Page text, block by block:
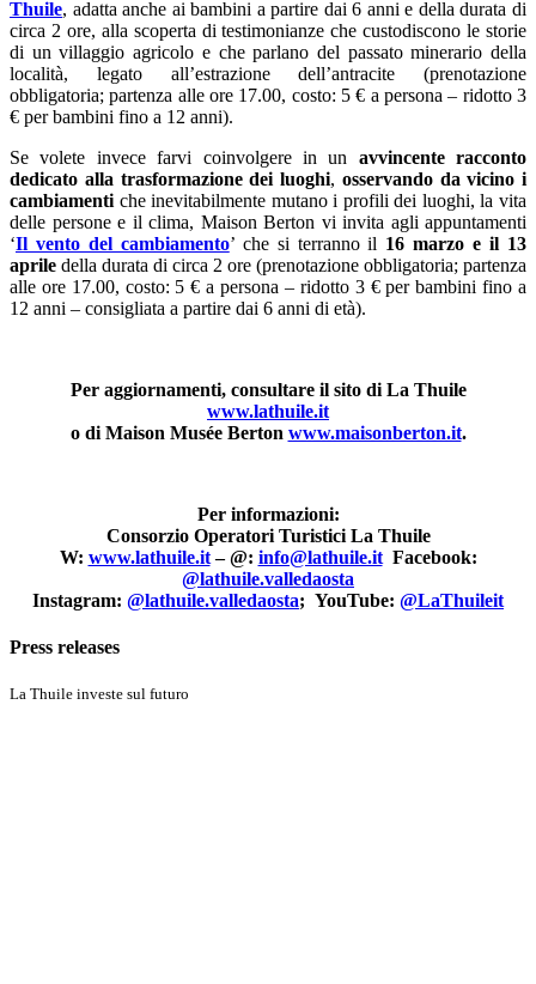
Thuile, adatta anche ai bambini a partire dai 6 anni e della durata di
circa 2 ore, alla scoperta di testimonianze che custodiscono le storie
di un villaggio agricolo e che parlano del passato minerario della
località, legato all’estrazione dell’antracite (prenotazione
obbligatoria; partenza alle ore 17.00, costo: 5 € a persona – ridotto 3
€ per bambini fino a 12 anni).
Se volete invece farvi coinvolgere in un avvincente racconto
dedicato alla trasformazione dei luoghi, osservando da vicino i
cambiamenti che inevitabilmente mutano i profili dei luoghi, la vita
delle persone e il clima, Maison Berton vi invita agli appuntamenti
‘Il vento del cambiamento’ che si terranno il 16 marzo e il 13
aprile della durata di circa 2 ore (prenotazione obbligatoria; partenza
alle ore 17.00, costo: 5 € a persona – ridotto 3 € per bambini fino a
12 anni – consigliata a partire dai 6 anni di età).
Per aggiornamenti, consultare il sito di La Thuile
www.lathuile.it
o di Maison Musée Berton www.maisonberton.it.
Per informazioni:
Consorzio Operatori Turistici La Thuile
W: www.lathuile.it– @: info@lathuile.itFacebook:
@lathuile.valledaosta
Instagram: @lathuile.valledaosta; YouTube: @LaThuileit
Press releases
La Thuile investe sul futuro